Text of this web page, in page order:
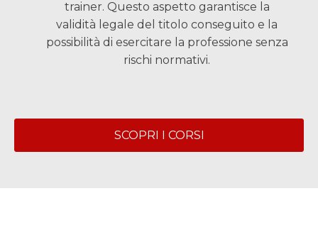
trainer. Questo aspetto garantisce la
validità legale del titolo conseguito e la
possibilità di esercitare la professione senza
rischi normativi.
SCOPRI I CORSI